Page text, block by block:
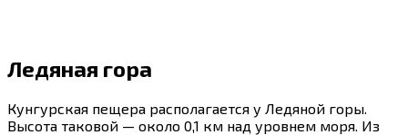
Ледяная гора
Кунгурская пещера располагается у Ледяной горы.
Высота таковой — около 0,1 км над уровнем моря. Из